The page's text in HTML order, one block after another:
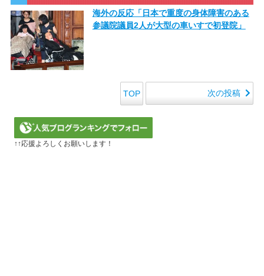
海外の反応「日本で重度の身体障害のある
参議院議員2人が大型の車いすで初登院」
TOP 次の投稿
↑↑応援よろしくお願いします！